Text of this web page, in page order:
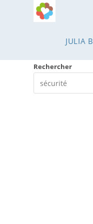
JULIA
Rechercher